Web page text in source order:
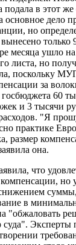
в этот же
основное дело
но
только
месяца ушло
листа, но
поскольку
за
госбюджета 60
и 3 тысячи
"Я
практике
размер
она.
что
но
в
"обжаловать
суда". Эксперты